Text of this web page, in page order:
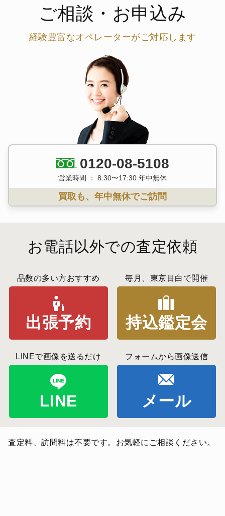
ご相談・お申込み
経験豊富なオペレーターがご対応します
0120-08-5108
営業時間 ： 8:30〜17:30 年中無休
買取も、年中無休でご訪問
お電話以外での査定依頼
品数の多い方おすすめ
出張予約
毎月、東京目白で開催
持込鑑定会
LINEで画像を送るだけ
LINE
フォームから画像送信
メール
査定料、訪問料は不要です。お気軽にご相談ください。